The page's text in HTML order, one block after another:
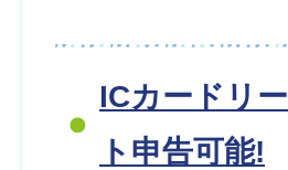
ICカードリ
ト申告可能!